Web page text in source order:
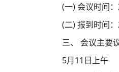
(一) 会议时间
(二)报到时间
三、
会议主要
5月11日上午